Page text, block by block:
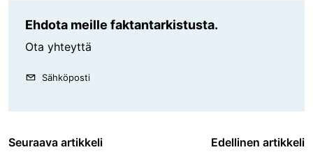
Ehdota meille faktantarkistusta.
Ota yhteyttä
Sähköposti
Seuraava artikkeli Edellinen artikkeli